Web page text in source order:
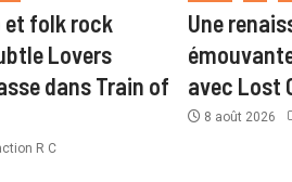
et folk rock
Lovers
dans Train of
R C
Une
avec Lost
8 août 2026